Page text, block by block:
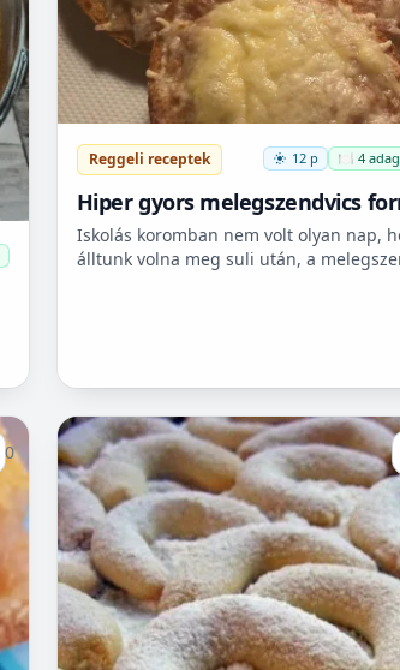
Reggeli receptek 12 p 🍽️ 4 adag
Hiper gyors melegszendvics
sütőbe
Iskolás koromban nem volt olyan nap,
álltunk volna meg suli után, a
0